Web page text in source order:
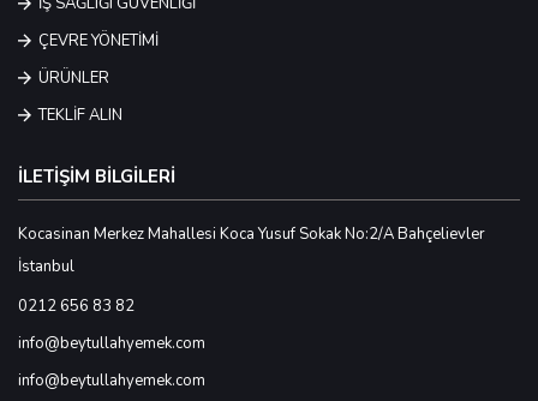
ÇEVRE YÖNETİMİ
ÜRÜNLER
TEKLİF ALIN
İLETİŞİM BİLGİLERİ
Kocasinan Merkez Mahallesi Koca Yusuf Sokak No:2/A Bahçelievler
İstanbul
0212 656 83 82
info@beytullahyemek.com
info@beytullahyemek.com